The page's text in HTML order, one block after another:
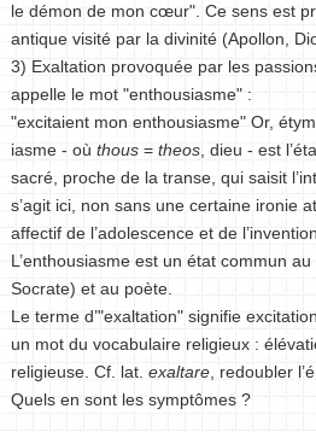
le démon de mon cœur". Ce sens est
antique visité par la divinité (Apollon,
3) Exaltation provoquée par les
appelle le mot "enthousiasme" :
"excitaient mon enthousiasme" Or,
iasme - où thous = theos , dieu - est
sacré, proche de la transe, qui saisit
s’agit ici, non sans une certaine ironie
affectif de l’adolescence et de
L’enthousiasme est un état commun
Socrate) et au poète.
Le terme d’"exaltation" signifie
un mot du vocabulaire religieux :
religieuse. Cf. lat. exaltare , redoubler
Quels en sont les symptômes ?